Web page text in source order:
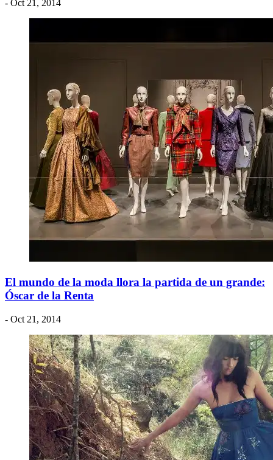
- Oct 21, 2014
El mundo de la moda llora la partida de un grande:
Óscar de la Renta
- Oct 21, 2014